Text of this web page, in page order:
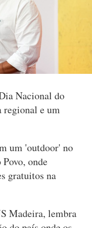
Nacional do
regional e um
um 'outdoor' no
onde
gratuitos na
Madeira, lembra